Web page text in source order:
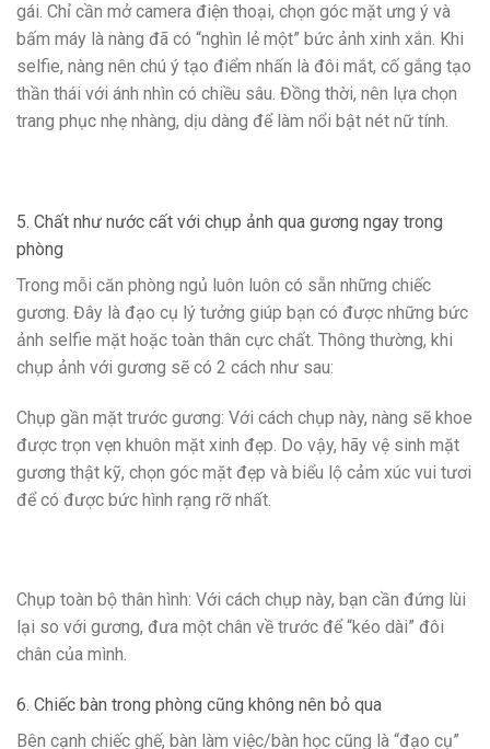
gái. Chỉ cần mở camera điện thoại, chọn góc mặt ưng ý và
bấm máy là nàng đã có “nghìn lẻ một” bức ảnh xinh xắn. Khi
selfie, nàng nên chú ý tạo điểm nhấn là đôi mắt, cố gắng tạo
thần thái với ánh nhìn có chiều sâu. Đồng thời, nên lựa chọn
trang phục nhẹ nhàng, dịu dàng để làm nổi bật nét nữ tính.
5. Chất như nước cất với chụp ảnh qua gương ngay trong
phòng
Trong mỗi căn phòng ngủ luôn luôn có sẵn những chiếc
gương. Đây là đạo cụ lý tưởng giúp bạn có được những bức
ảnh selfie mặt hoặc toàn thân cực chất. Thông thường, khi
chụp ảnh với gương sẽ có 2 cách như sau:
Chụp gần mặt trước gương: Với cách chụp này, nàng sẽ khoe
được trọn vẹn khuôn mặt xinh đẹp. Do vậy, hãy vệ sinh mặt
gương thật kỹ, chọn góc mặt đẹp và biểu lộ cảm xúc vui tươi
để có được bức hình rạng rỡ nhất.
Chụp toàn bộ thân hình: Với cách chụp này, bạn cần đứng lùi
lại so với gương, đưa một chân về trước để “kéo dài” đôi
chân của mình.
6. Chiếc bàn trong phòng cũng không nên bỏ qua
Bên cạnh chiếc ghế, bàn làm việc/bàn học cũng là “đạo cụ”